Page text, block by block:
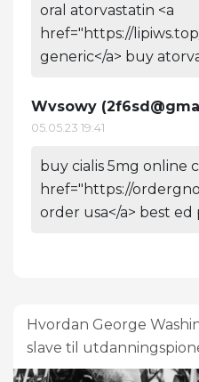
oral atorvastatin <a
href="https://
generic</a> buy
Wvsowy (
05.05.23 19:41
buy cialis 5mg online
href="https://
order usa</a> best ed
Hvordan George
slave til